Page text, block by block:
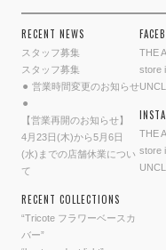
ナ
ビ
ゲ
ー
シ
ョ
ン
RECENT NEWS
スタッフ募集
スタッフ募集
⚫︎ 営業時間変更のお知らせ
⚫︎
【営業再開のお知らせ】
4月23日(木)から5月6日
(水)までの店舗休業につい
て
RECENT COLLECTIONS
“Tricote フラワーベースカ
バー”
THE
store
THE
store